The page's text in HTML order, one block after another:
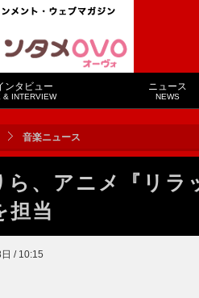
ンタビュー
& INTERVIEW
ニュース
NEWS
音楽ニュース
ら、アニメ『リラ
担当
/ 10:15